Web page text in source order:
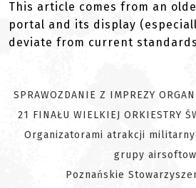
This article comes from an
portal and its display
deviate from current
SPRAWOZDANIE Z IMPREZY
21 FINAŁU WIELKIEJ ORKIESTRY
Organizatorami atrakcji
grupy
Poznańskie